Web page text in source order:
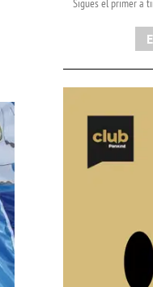
Sigues el primer a